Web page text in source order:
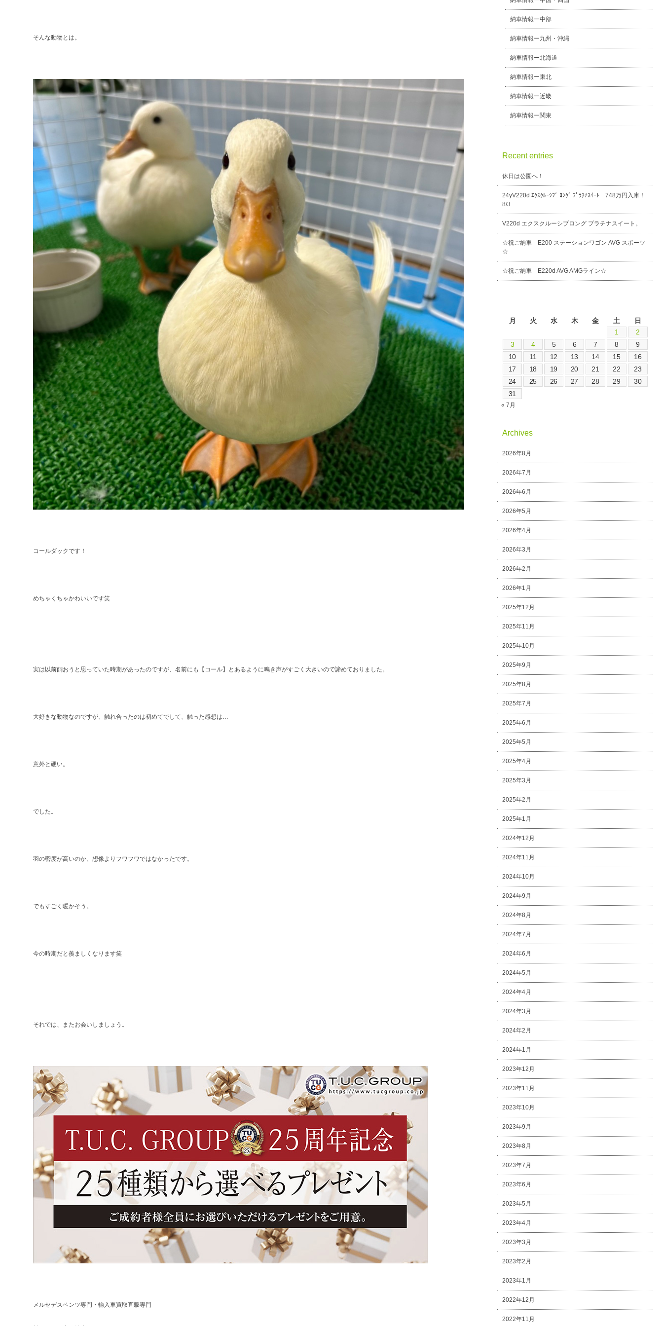
そんな動物とは。
コールダックです！
めちゃくちゃかわいいです笑
実は以前飼おうと思っていた時期があったのですが、名前にも【コール】とあるように鳴き声がすごく大きいので諦めておりました。
大好きな動物なのですが、触れ合ったのは初めてでして、触った感想は…
意外と硬い。
でした。
羽の密度が高いのか、想像よりフワフワではなかったです。
でもすごく暖かそう。
今の時期だと羨ましくなります笑
それでは、またお会いしましょう。
メルセデスベンツ専門・輸入車買取直販専門
納車情報ー中部
納車情報ー九州・沖縄
納車情報ー北海道
納車情報ー東北
納車情報ー近畿
納車情報ー関東
Recent entries
休日は公園へ！
24yV220d ｴｸｽｸﾙｰｼﾌﾞ ﾛﾝｸﾞ ﾌﾟﾗﾁﾅｽｲｰﾄ 748万円入庫！
8/3
V220d エクスクルーシブロング プラチナスイート。
☆祝ご納車 E200 ステーションワゴン AVG スポーツ
☆
☆祝ご納車 E220d AVG AMGライン☆
月
火 水 木 金 土
日
1
2
3
4 5 6 7 8
9
10
11 12 13 14 15
16
17
18 19 20 21 22
23
24
25 26 27 28 29
30
31
« 7月
Archives
2026年8月
2026年7月
2026年6月
2026年5月
2026年4月
2026年3月
2026年2月
2026年1月
2025年12月
2025年11月
2025年10月
2025年9月
2025年8月
2025年7月
2025年6月
2025年5月
2025年4月
2025年3月
2025年2月
2025年1月
2024年12月
2024年11月
2024年10月
2024年9月
2024年8月
2024年7月
2024年6月
2024年5月
2024年4月
2024年3月
2024年2月
2024年1月
2023年12月
2023年11月
2023年10月
2023年9月
2023年8月
2023年7月
2023年6月
2023年5月
2023年4月
2023年3月
2023年2月
2023年1月
2022年12月
2022年11月